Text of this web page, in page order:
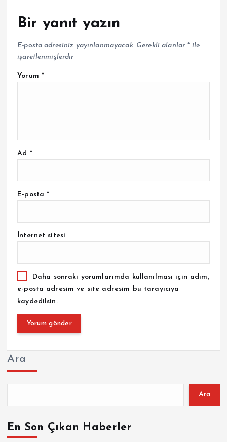
Bir yanıt yazın
E-posta adresiniz yayınlanmayacak. Gerekli alanlar *ile
işaretlenmişlerdir
Yorum *
Ad *
E-posta*
İnternet sitesi
Daha sonraki yorumlarımda kullanılması için adım,
e-posta adresim ve site adresim bu tarayıcıya
kaydedilsin.
Ara
Ara
En Son Çıkan Haberler